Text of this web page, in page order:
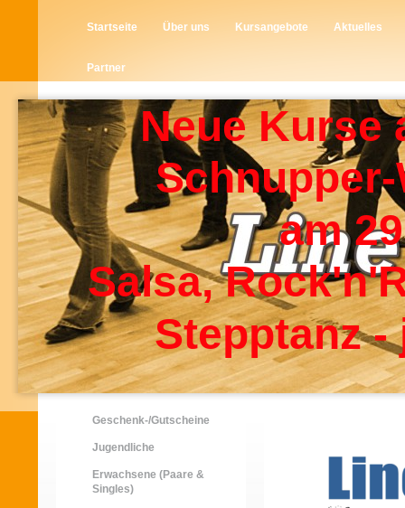
Startseite Über uns Kursangebote Aktuelles
Partner
Neue Kurse
am
Salsa,
Stepptanz -
Geschenk-/Gutscheine
Jugendliche
Erwachsene (Paare &
Singles)